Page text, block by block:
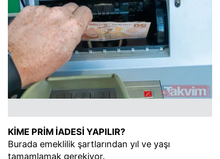
KİME PRİM İADESİ YAPILIR?
Burada emeklilik şartlarından yıl ve yaşı
tamamlamak gerekiyor.